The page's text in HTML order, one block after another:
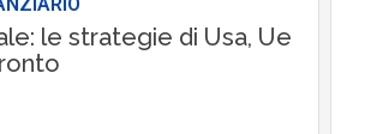
le strategie di Usa, Ue